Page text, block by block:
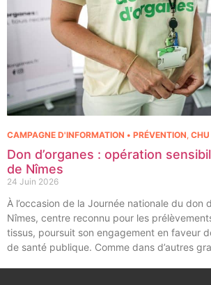
Don d’organes : opération
de Nîmes
24 Juin 2026
CAMPAGNE D'INFORMATION • PRÉVENTION,
À l’occasion de la Journée nationale du don
Nîmes, centre reconnu pour les
tissus, poursuit son engagement en faveur
de santé publique. Comme dans d’autres